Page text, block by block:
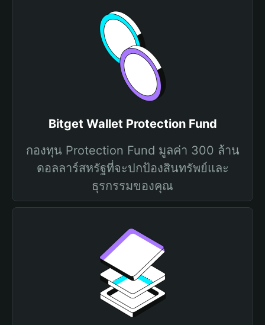
Bitget Wallet Protection Fund
กองทุน Protection Fund มูลค่า 300 ล้าน
ดอลลาร์สหรัฐที่จะปกป้องสินทรัพย์และ
ธุรกรรมของคุณ